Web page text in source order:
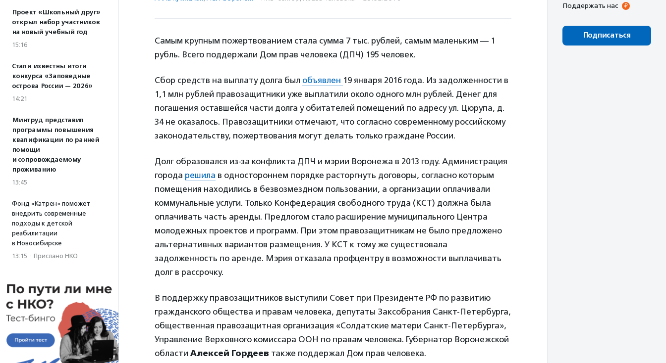
Проект «Школьный друг»
открыл набор участников
на новый учебный год
15:16
Стали известны итоги
конкурса «Заповедные
острова России — 2026»
14:21
Минтруд представил
программы повышения
квалификации по ранней
помощи
и сопровождаемому
проживанию
13:45
Фонд «Катрен» поможет
внедрить современные
подходы к детской
реабилитации
в Новосибирске
13:15 · Прислано НКО
Самым крупным пожертвованием стала сумма 7 тыс. рублей, самым маленьким — 1
рубль. Всего поддержали Дом прав человека (ДПЧ) 195 человек.
Сбор средств на выплату долга был объявлен 19 января 2016 года. Из задолженности в
1,1 млн рублей правозащитники уже выплатили около одного млн рублей. Денег для
погашения оставшейся части долга у обитателей помещений по адресу ул. Цюрупа, д.
34 не оказалось. Правозащитники отмечают, что согласно современному российскому
законодательству, пожертвования могут делать только граждане России.
Долг образовался из-за конфликта ДПЧ и мэрии Воронежа в 2013 году. Администрация
города решила в одностороннем порядке расторгнуть договоры, согласно которым
помещения находились в безвозмездном пользовании, а организации оплачивали
коммунальные услуги. Только Конфедерация свободного труда (КСТ) должна была
оплачивать часть аренды. Предлогом стало расширение муниципального Центра
молодежных проектов и программ. При этом правозащитникам не было предложено
альтернативных вариантов размещения. У КСТ к тому же существовала
задолженность по аренде. Мэрия отказала профцентру в возможности выплачивать
долг в рассрочку.
В поддержку правозащитников выступили Совет при Президенте РФ по развитию
гражданского общества и правам человека, депутаты Заксобрания Санкт-Петербурга,
общественная правозащитная организация «Солдатские матери Санкт-Петербурга»,
Управление Верховного комиссара ООН по правам человека. Губернатор Воронежской
области Алексей Гордеев также поддержал Дом прав человека.
Поддержать нас
Подписаться